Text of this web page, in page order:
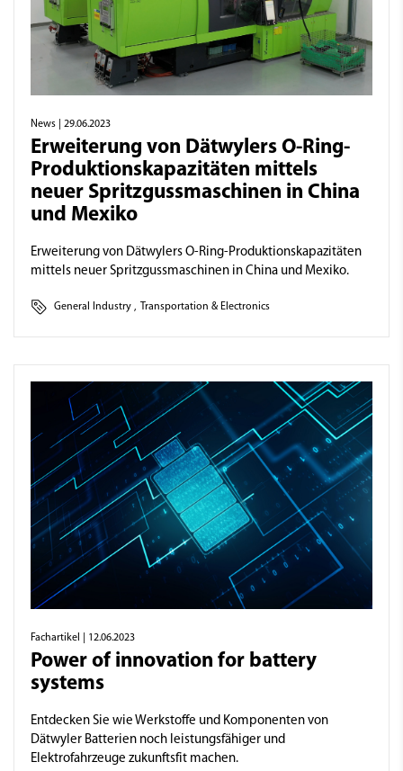
News | 29.06.2023
Erweiterung von Dätwylers O-Ring-
Produktions­­kapazitäten mittels
neuer Spritz­guss­maschinen in China
und Mexiko
Erweiterung von Dätwylers O-Ring-Produktionskapazitäten
mittels neuer Spritzgussmaschinen in China und Mexiko.
General Industry , Transportation & Electronics
Fachartikel | 12.06.2023
Power of innovation for battery
systems
Entdecken Sie wie Werkstoffe und Komponenten von
Dätwyler Batterien noch leistungsfähiger und
Elektrofahrzeuge zukunftsfit machen.